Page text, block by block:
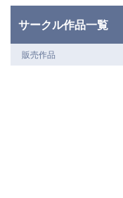
サークル作品一覧
販売作品